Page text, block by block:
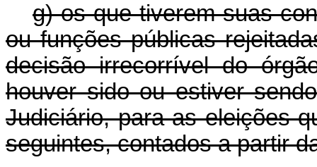
g) os que tiverem suas
ou funções públicas
decisão irrecorrível do
houver sido ou estiver
Judiciário, para as eleições
seguintes, contados a partir